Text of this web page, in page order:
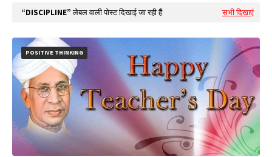
DISCIPLINE लेबल वाली पोस्ट दिखाई जा रही हैं सभी दिखाएं
POSITIVE THINKING